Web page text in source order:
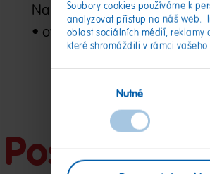
Soubory cookies používáme k
analyzovat přístup na náš web.
oblast sociálních médií, reklamy
které shromáždili v rámci
Nutné
Na náplň:
• ovocné gumové bonbóny
Postup